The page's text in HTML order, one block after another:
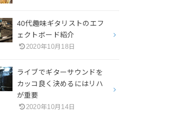
40代趣味ギタリストのエフ
ェクトボード紹介
2020年10月18日
ライブでギターサウンドを
カッコ良く決めるにはリハ
が重要
2020年10月14日